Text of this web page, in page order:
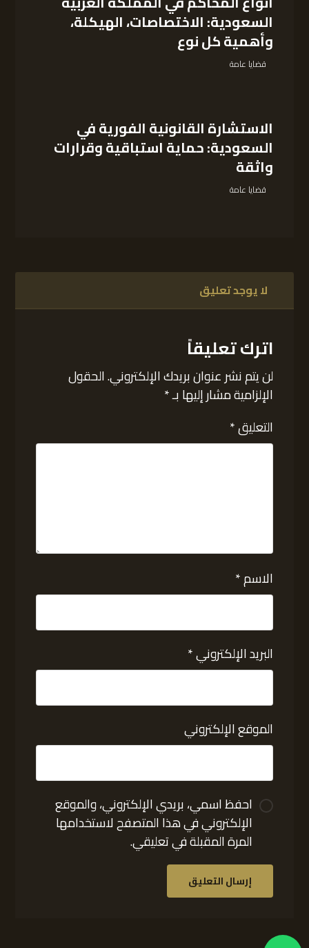
السعودية: الاختصاصات، الهيكلة،
وأهمية كل نوع
قضايا عامة
الاستشارة القانونية الفورية في
السعودية: حماية استباقية وقرارات
واثقة
قضايا عامة
لا يوجد تعليق
اترك تعليقاً
لن يتم نشر عنوان بريدك الإلكتروني.الحقول
الإلزامية مشار إليها بـ*
التعليق*
الاسم*
البريد الإلكتروني*
الموقع الإلكتروني
احفظ اسمي، بريدي الإلكتروني، والموقع
الإلكتروني في هذا المتصفح لاستخدامها
المرة المقبلة في تعليقي.